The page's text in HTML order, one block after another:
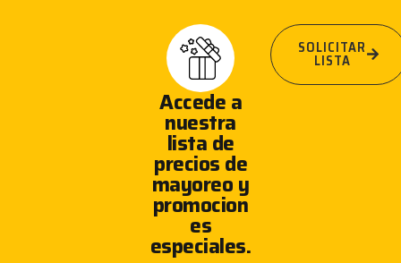
Accede a
nuestra
lista de
precios de
mayoreo y
promocion
es
especiales.
SOLICITAR
LISTA